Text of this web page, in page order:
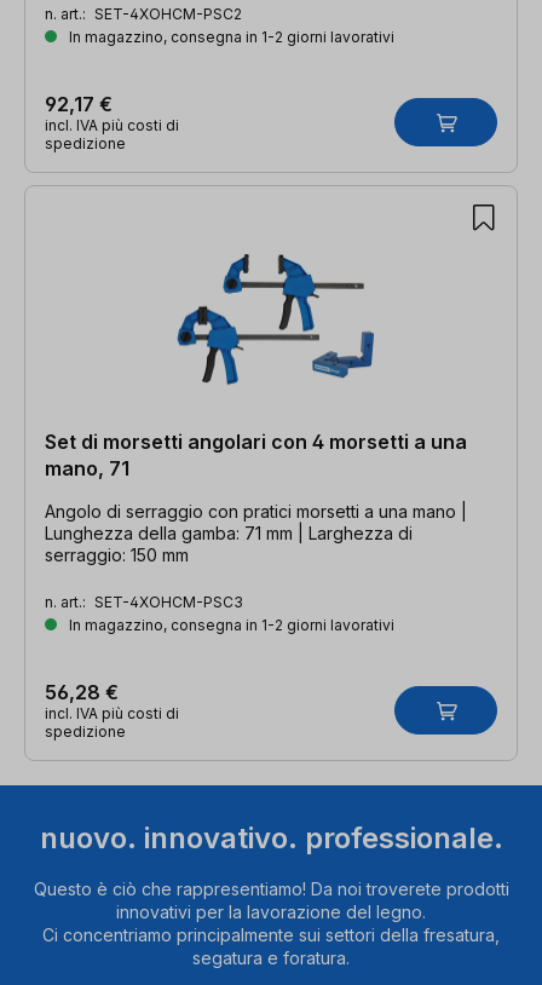
n. art.: SET-4XOHCM-PSC2
In magazzino, consegna in 1-2 giorni lavorativi
92,17 €
incl. IVA più costi di
spedizione
Set di morsetti angolari con 4 morsetti a una
mano, 71
Angolo di serraggio con pratici morsetti a una mano |
Lunghezza della gamba: 71 mm | Larghezza di
serraggio: 150 mm
n. art.: SET-4XOHCM-PSC3
In magazzino, consegna in 1-2 giorni lavorativi
56,28 €
incl. IVA più costi di
spedizione
nuovo. innovativo. professionale.
Questo è ciò che rappresentiamo! Da noi troverete prodotti
innovativi per la lavorazione del legno.
Ci concentriamo principalmente sui settori della fresatura,
segatura e foratura.